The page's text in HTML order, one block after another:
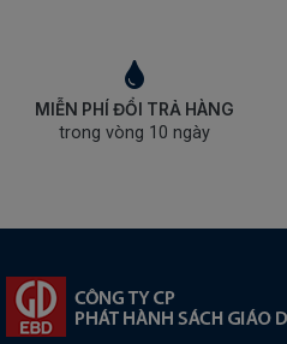
MIỄN PHÍ ĐỔI TRẢ HÀNG
trong vòng 10 ngày